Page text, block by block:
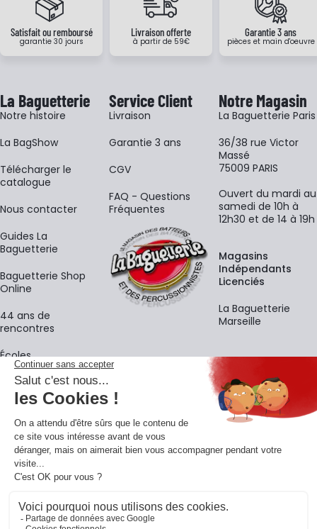
Satisfait ou remboursé
garantie 30 jours
Livraison offerte
à partir de 59€
Garantie 3 ans
pièces et main d'oeuvre
La Baguetterie
Notre histoire
La BagShow
​Télécharger le
catalogue
Nous contacter
Guides La
Baguetterie
Baguetterie Shop
Online
44 ans de
rencontres
Écoles
Service Client
Livraison
Garantie 3 ans
CGV
FAQ - Questions
Fréquentes
Notre Magasin
La Baguetterie Paris
36/38 rue Victor
Massé
75009 PARIS
Ouvert du mardi au
samedi de 10h à
12h30 et de 14 à 19h
Magasins
Indépendants
Licenciés
La Baguetterie
Marseille
La newsletter
Adresse e-mail
En vous inscrivant à notre newsletter, vous acceptez notre
confidentialité.
Retrouvons-nous sur